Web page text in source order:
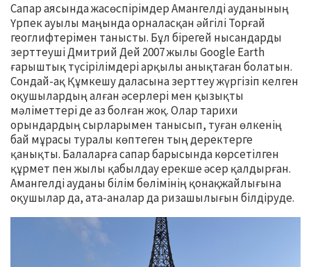
Сапар аясында жасөспірімдер Амангелді ауданының
Үрпек ауылы маңында орналасқан әйгілі Торғай
геоглифтерімен танысты. Бұл бірегей нысандарды
зерттеуші Дмитрий Дей 2007 жылы Google Earth
ғарыштық түсірілімдері арқылы анықтаған болатын.
Сондай-ақ Құмкешу даласына зерттеу жүргізіп келген
оқушылардың алған әсерлері мен қызықты
мәліметтері де аз болған жоқ. Олар тарихи
орындардың сырларымен танысып, туған өлкенің
бай мұрасы туралы көптеген тың деректерге
қанықты. Балаларға сапар барысында көрсетілген
құрмет пен жылы қабылдау ерекше әсер қалдырған.
Амангелді ауданы білім бөлімінің қонақжайлығына
оқушылар да, ата-аналар да ризашылығын білдіруде.